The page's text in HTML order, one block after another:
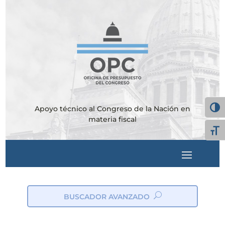
Apoyo técnico al Congreso de la Nación en
materia fiscal
BUSCADOR AVANZADO